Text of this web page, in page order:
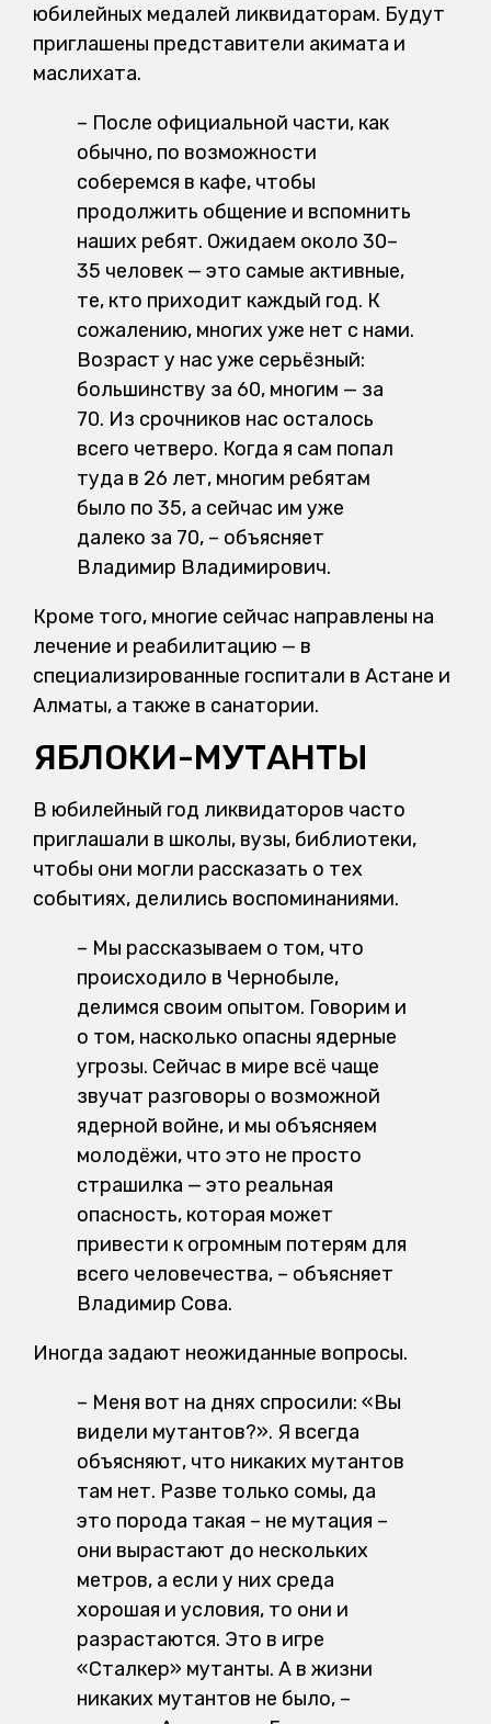
юбилейных медалей ликвидаторам. Будут
приглашены представители акимата и
маслихата.
– После официальной части, как
обычно, по возможности
соберемся в кафе, чтобы
продолжить общение и вспомнить
наших ребят. Ожидаем около 30–
35 человек — это самые активные,
те, кто приходит каждый год. К
сожалению, многих уже нет с нами.
Возраст у нас уже серьёзный:
большинству за 60, многим — за
70. Из срочников нас осталось
всего четверо. Когда я сам попал
туда в 26 лет, многим ребятам
было по 35, а сейчас им уже
далеко за 70, – объясняет
Владимир Владимирович.
Кроме того, многие сейчас направлены на
лечение и реабилитацию — в
специализированные госпитали в Астане и
Алматы, а также в санатории.
ЯБЛОКИ-МУТАНТЫ
В юбилейный год ликвидаторов часто
приглашали в школы, вузы, библиотеки,
чтобы они могли рассказать о тех
событиях, делились воспоминаниями.
– Мы рассказываем о том, что
происходило в Чернобыле,
делимся своим опытом. Говорим и
о том, насколько опасны ядерные
угрозы. Сейчас в мире всё чаще
звучат разговоры о возможной
ядерной войне, и мы объясняем
молодёжи, что это не просто
страшилка — это реальная
опасность, которая может
привести к огромным потерям для
всего человечества, – объясняет
Владимир Сова.
Иногда задают неожиданные вопросы.
– Меня вот на днях спросили: «Вы
видели мутантов?». Я всегда
объясняют, что никаких мутантов
там нет. Разве только сомы, да
это порода такая – не мутация –
они вырастают до нескольких
метров, а если у них среда
хорошая и условия, то они и
разрастаются. Это в игре
«Сталкер» мутанты. А в жизни
никаких мутантов не было, –